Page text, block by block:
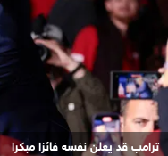
ترامب قد يعلن نفسه فائزا مبكرا